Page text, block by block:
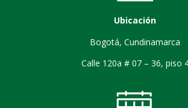
Ubicación
Bogotá, Cundinamarca
Calle 120a # 07 – 36, piso